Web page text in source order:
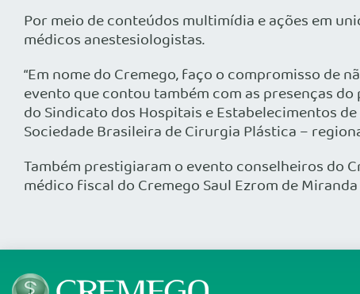
Por meio de conteúdos multimídia e ações em
médicos anestesiologistas.
“Em nome do Cremego, faço o compromisso de
evento que contou também com as presenças
do Sindicato dos Hospitais e Estabelecimentos
Sociedade Brasileira de Cirurgia Plástica –
Também prestigiaram o evento conselheiros do
médico fiscal do Cremego Saul Ezrom de